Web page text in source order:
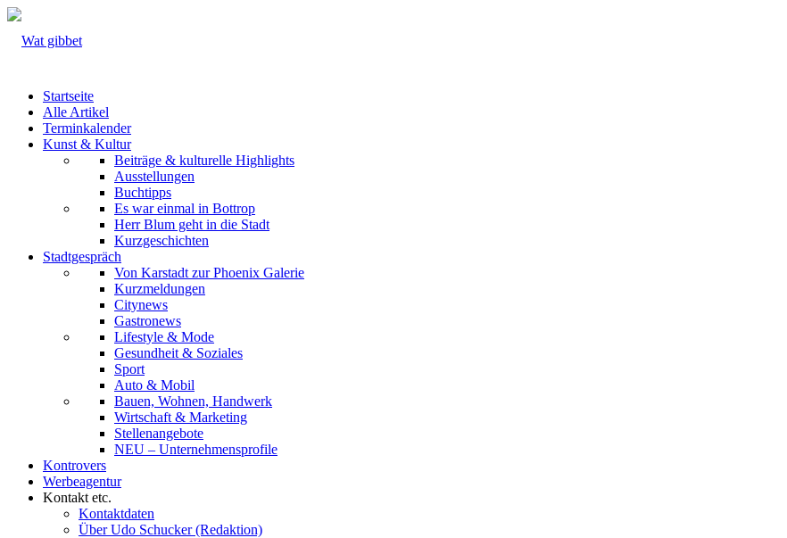
Startseite
Alle Artikel
Terminkalender
Kunst & Kultur
Beiträge & kulturelle Highlights
Ausstellungen
Buchtipps
Es war einmal in Bottrop
Herr Blum geht in die Stadt
Kurzgeschichten
Stadtgespräch
Von Karstadt zur Phoenix Galerie
Kurzmeldungen
Citynews
Gastronews
Lifestyle & Mode
Gesundheit & Soziales
Sport
Auto & Mobil
Bauen, Wohnen, Handwerk
Wirtschaft & Marketing
Stellenangebote
NEU – Unternehmens­profile
Kontrovers
Werbeagentur
Kontakt etc.
Kontaktdaten
Über Udo Schucker (Redaktion)